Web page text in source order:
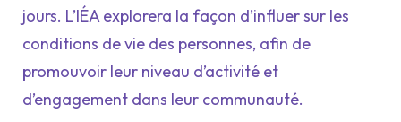
jours. L’IÉA explorera la façon d’influer sur les
conditions de vie des personnes, afin de
promouvoir leur niveau d’activité et
d’engagement dans leur communauté.